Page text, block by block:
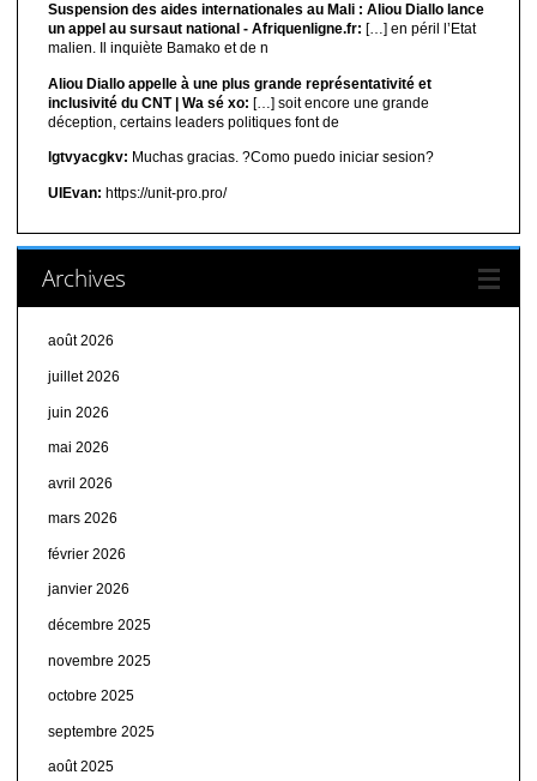
Suspension des aides internationales au Mali : Aliou Diallo lance
un appel au sursaut national - Afriquenligne.fr: […] en péril l’Etat
malien. Il inquiète Bamako et de n
Aliou Diallo appelle à une plus grande représentativité et
inclusivité du CNT | Wa sé xo: […] soit encore une grande
déception, certains leaders politiques font de
lgtvyacgkv: Muchas gracias. ?Como puedo iniciar sesion?
UIEvan: https://unit-pro.pro/
Archives
août 2026
juillet 2026
juin 2026
mai 2026
avril 2026
mars 2026
février 2026
janvier 2026
décembre 2025
novembre 2025
octobre 2025
septembre 2025
août 2025